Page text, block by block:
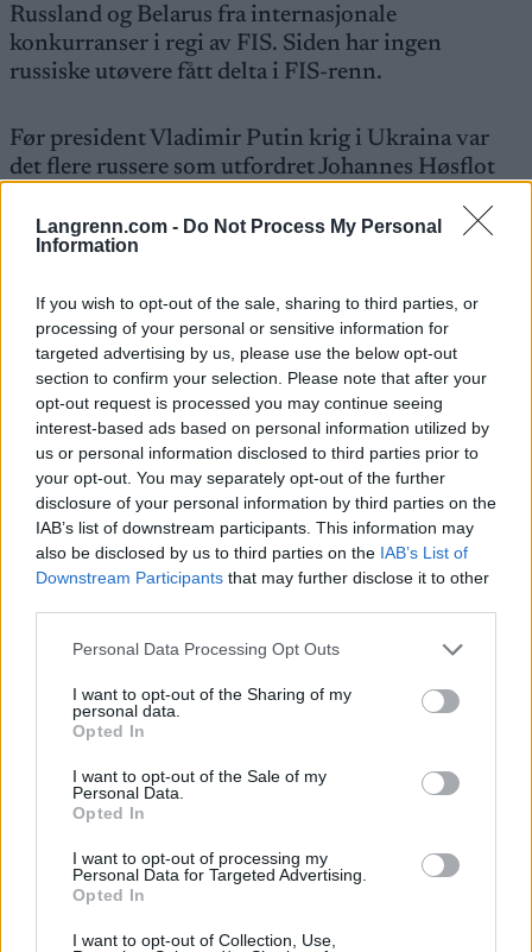
Langrenn.com - Do Not Process My Personal
Information
If you wish to opt-out of the sale, sharing to third parties, or
processing of your personal or sensitive information for
targeted advertising by us, please use the below opt-out
section to confirm your selection. Please note that after your
opt-out request is processed you may continue seeing
interest-based ads based on personal information utilized by
us or personal information disclosed to third parties prior to
your opt-out. You may separately opt-out of the further
disclosure of your personal information by third parties on the
IAB’s list of downstream participants. This information may
also be disclosed by us to third parties on the IAB’s List of
Downstream Participants that may further disclose it to other
Please note that this website/app uses one or more Google
not limited to your visit or usage behaviour. You may click to
grant or deny consent to Google and its third-party tags to
use your data for below specified purposes in below Google
consent section.
Personal Data Processing Opt Outs
I want to opt-out of the Sharing of my
personal data.
Opted In
I want to opt-out of the Sale of my
Personal Data.
Opted In
I want to opt-out of processing my
Personal Data for Targeted Advertising.
Opted In
I want to opt-out of Collection, Use,
Russland og Belarus fra internasjonale
konkurranser i regi av FIS. Siden har ingen
russiske utøvere fått delta i FIS-renn.
Før president Vladimir Putin krig i Ukraina var
det flere russere som utfordret Johannes Høsflot
fra 2022 Alexander Bolshunov: Sergey Ustiugov,
Alexander Terentev og Sergey Ardashev. Saveliy
I vinter vant Korostelev den russiske cupen
sammenlagt. Der var han i en egen liga. Korostelev
slo Sergey Ardashev med 250 poeng, mens OL-
kongen fra 2022 Alexander Bolshunov ble
nummer tre, nesten 300 poeng bak Korostelev.
Nå drømte han om å prøve seg på skalpen til
Klæbo og de norske, og vinterens OL skulle blitt
hans første sjanse til å prøve seg på skalpen til
Klæbo og de norske.
I anken til CAS har russerne kommet med to klare
«Ankesøkerne ber CAS om å beordre FIS til: